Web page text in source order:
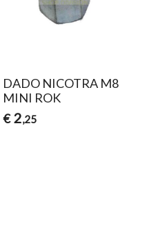
DADO NICOTRA M8
MINI ROK
€ 2,25